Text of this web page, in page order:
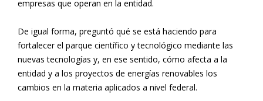
empresas que operan en la entidad.
De igual forma, preguntó qué se está haciendo para
fortalecer el parque científico y tecnológico mediante las
nuevas tecnologías y, en ese sentido, cómo afecta a la
entidad y a los proyectos de energías renovables los
cambios en la materia aplicados a nivel federal.